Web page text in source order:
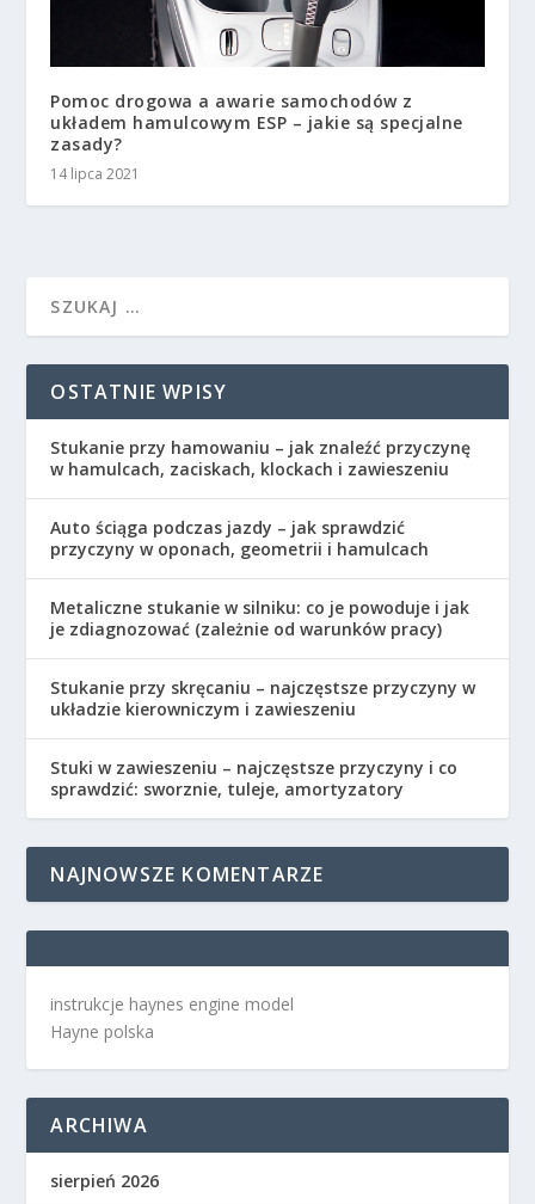
Pomoc drogowa a awarie samochodów z
układem hamulcowym ESP – jakie są specjalne
zasady?
14 lipca 2021
OSTATNIE WPISY
Stukanie przy hamowaniu – jak znaleźć przyczynę
w hamulcach, zaciskach, klockach i zawieszeniu
Auto ściąga podczas jazdy – jak sprawdzić
przyczyny w oponach, geometrii i hamulcach
Metaliczne stukanie w silniku: co je powoduje i jak
je zdiagnozować (zależnie od warunków pracy)
Stukanie przy skręcaniu – najczęstsze przyczyny w
układzie kierowniczym i zawieszeniu
Stuki w zawieszeniu – najczęstsze przyczyny i co
sprawdzić: sworznie, tuleje, amortyzatory
NAJNOWSZE KOMENTARZE
instrukcje haynes engine model
Hayne polska
ARCHIWA
sierpień 2026